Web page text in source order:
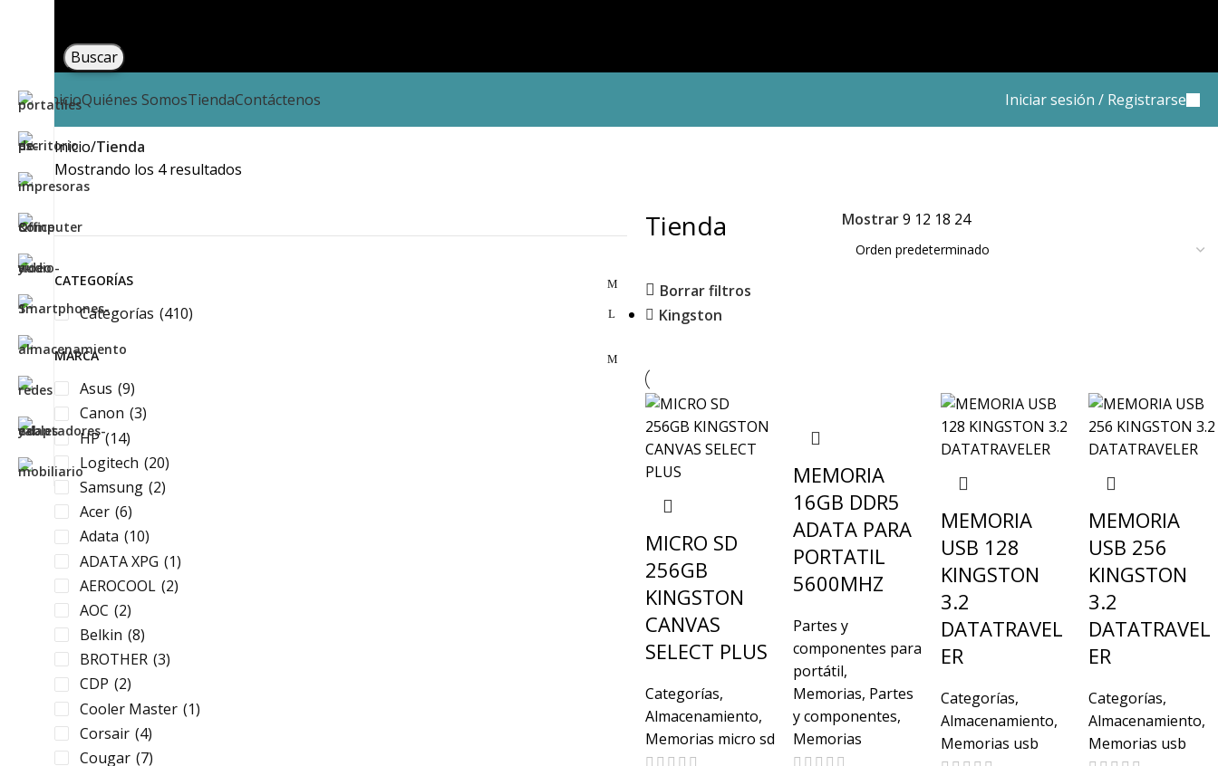
Buscar
InicioQuiénes SomosTiendaContáctenos Iniciar sesión / Registrarse
Inicio Tienda
Mostrando los 4 resultados
CATEGORÍAS
Categorías (410)
MARCA
Asus (9)
Canon (3)
HP (14)
Logitech (20)
Samsung (2)
Acer (6)
Adata (10)
ADATA XPG (1)
AEROCOOL (2)
AOC (2)
Belkin (8)
BROTHER (3)
CDP (2)
Cooler Master (1)
Corsair (4)
Cougar (7)
Tienda Mostrar9 12 18 24
Borrar filtros
Kingston
MICRO SD
256GB
KINGSTON
CANVAS
SELECT PLUS
Categorías,
Almacenamiento,
Memorias micro sd
MEMORIA
16GB DDR5
ADATA PARA
PORTATIL
5600MHZ
Partes y
componentes para
portátil,
Memorias, Partes
y componentes,
Memorias
MEMORIA
USB 128
KINGSTON
3.2
DATATRAVEL
ER
Categorías,
Almacenamiento,
Memorias usb
MEMORIA
USB 256
KINGSTON
3.2
DATATRAVEL
ER
Categorías,
Almacenamiento,
Memorias usb